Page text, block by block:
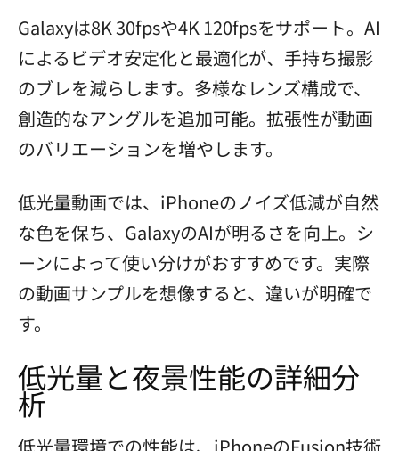
Galaxyは8K 30fpsや4K 120fpsをサポート。AI
によるビデオ安定化と最適化が、手持ち撮影
のブレを減らします。多様なレンズ構成で、
創造的なアングルを追加可能。拡張性が動画
のバリエーションを増やします。
低光量動画では、iPhoneのノイズ低減が自然
な色を保ち、GalaxyのAIが明るさを向上。シ
ーンによって使い分けがおすすめです。実際
の動画サンプルを想像すると、違いが明確で
す。
低光量と夜景性能の詳細分
析